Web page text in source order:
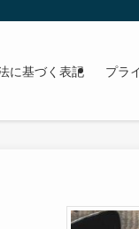
に基づく表記 プラ